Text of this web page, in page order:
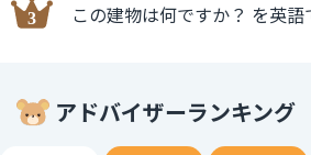
この建物は何ですか？ を英語
アドバイザーランキング